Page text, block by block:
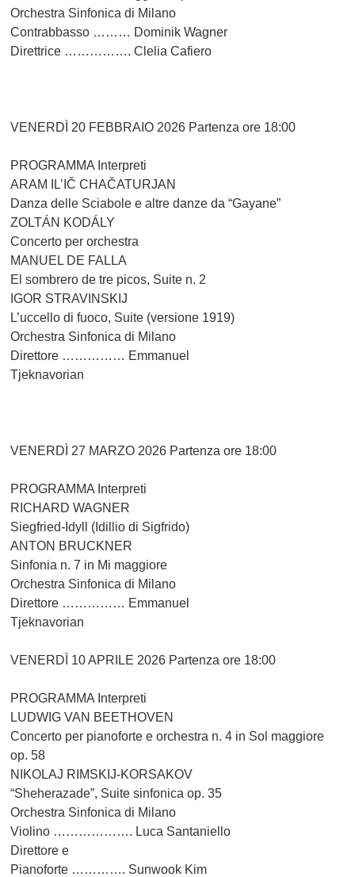
Orchestra Sinfonica di Milano
Contrabbasso ……… Dominik Wagner
Direttrice ……………. Clelia Cafiero
VENERDÌ 20 FEBBRAIO 2026 Partenza ore 18:00
PROGRAMMA Interpreti
ARAM IL’IČ CHAČATURJAN
Danza delle Sciabole e altre danze da “Gayane”
ZOLTÁN KODÁLY
Concerto per orchestra
MANUEL DE FALLA
El sombrero de tre picos, Suite n. 2
IGOR STRAVINSKIJ
L’uccello di fuoco, Suite (versione 1919)
Orchestra Sinfonica di Milano
Direttore …………… Emmanuel
Tjeknavorian
VENERDÌ 27 MARZO 2026 Partenza ore 18:00
PROGRAMMA Interpreti
RICHARD WAGNER
Siegfried-Idyll (Idillio di Sigfrido)
ANTON BRUCKNER
Sinfonia n. 7 in Mi maggiore
Orchestra Sinfonica di Milano
Direttore …………… Emmanuel
Tjeknavorian
VENERDÌ 10 APRILE 2026 Partenza ore 18:00
PROGRAMMA Interpreti
LUDWIG VAN BEETHOVEN
Concerto per pianoforte e orchestra n. 4 in Sol maggiore
op. 58
NIKOLAJ RIMSKIJ-KORSAKOV
“Sheherazade”, Suite sinfonica op. 35
Orchestra Sinfonica di Milano
Violino ………………. Luca Santaniello
Direttore e
Pianoforte …………. Sunwook Kim